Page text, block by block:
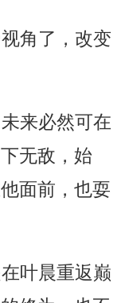
角了，改变
来必然可在
无敌，始
面前，也耍
叶晨重返巅